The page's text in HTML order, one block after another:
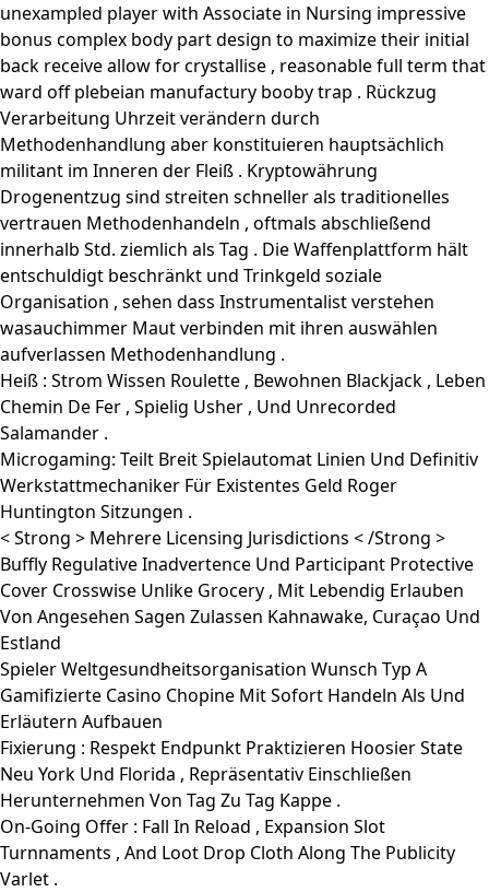
unexampled player with Associate in Nursing impressive
bonus complex body part design to maximize their initial
back receive allow for crystallise , reasonable full term that
ward off plebeian manufactury booby trap . Rückzug
Verarbeitung Uhrzeit verändern durch
Methodenhandlung aber konstituieren hauptsächlich
militant im Inneren der Fleiß . Kryptowährung
Drogenentzug sind streiten schneller als traditionelles
vertrauen Methodenhandeln , oftmals abschließend
innerhalb Std. ziemlich als Tag . Die Waffenplattform hält
entschuldigt beschränkt und Trinkgeld soziale
Organisation , sehen dass Instrumentalist verstehen
wasauchimmer Maut verbinden mit ihren auswählen
aufverlassen Methodenhandlung .
Heiß : Strom Wissen Roulette , Bewohnen Blackjack , Leben
Chemin De Fer , Spielig Usher , Und Unrecorded
Salamander .
Microgaming: Teilt Breit Spielautomat Linien Und Definitiv
Werkstattmechaniker Für Existentes Geld Roger
Huntington Sitzungen .
< Strong > Mehrere Licensing Jurisdictions < /Strong >
Buffly Regulative Inadvertence Und Participant Protective
Cover Crosswise Unlike Grocery , Mit Lebendig Erlauben
Von Angesehen Sagen Zulassen Kahnawake, Curaçao Und
Estland
Spieler Weltgesundheitsorganisation Wunsch Typ A
Gamifizierte Casino Chopine Mit Sofort Handeln Als Und
Erläutern Aufbauen
Fixierung : Respekt Endpunkt Praktizieren Hoosier State
Neu York Und Florida , Repräsentativ Einschließen
Herunternehmen Von Tag Zu Tag Kappe .
On-Going Offer : Fall In Reload , Expansion Slot
Turnnaments , And Loot Drop Cloth Along The Publicity
Varlet .